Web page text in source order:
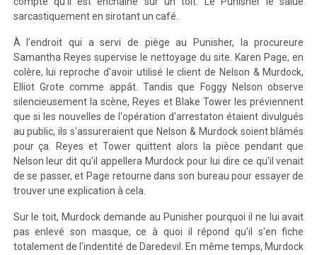
sarcastiquement en sirotant un café.
À l'endroit qui a servi de piège au Punisher, la procureure
Samantha Reyes supervise le nettoyage du site. Karen Page, en
colère, lui reproche d'avoir utilisé le client de Nelson & Murdock,
Elliot Grote comme appât. Tandis que Foggy Nelson observe
silencieusement la scène, Reyes et Blake Tower les préviennent
que si les nouvelles de l'opération d'arrestaton étaient divulgués
au public, ils s'assureraient que Nelson & Murdock soient blâmés
pour ça. Reyes et Tower quittent alors la pièce pendant que
Nelson leur dit qu'il appellera Murdock pour lui dire ce qu'il venait
de se passer, et Page retourne dans son bureau pour essayer de
trouver une explication à cela.
Sur le toit, Murdock demande au Punisher pourquoi il ne lui avait
pas enlevé son masque, ce à quoi il répond qu'il s'en fiche
totalement de l'indentité de Daredevil. En même temps, Murdock